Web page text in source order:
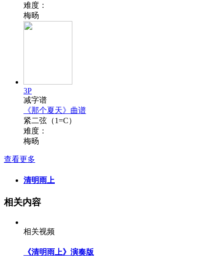
难度：
梅旸
3P
减字谱
《那个夏天》曲谱
紧二弦（1=C）
难度：
梅旸
查看更多
清明雨上
相关内容
相关视频
《清明雨上》演奏版